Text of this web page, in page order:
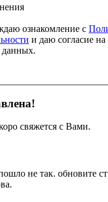
ознакомление с
данных.
свяжется с Вами.
не так. обновите